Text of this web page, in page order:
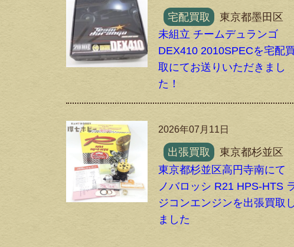
宅配買取
東京都墨田区
未組立 チームデュランゴ
DEX410 2010SPECを宅配
取にてお送りいただきまし
た！
2026年07月11日
出張買取
東京都杉並区
東京都杉並区高円寺南にて
ノバロッシ R21 HPS-HTS
ジコンエンジンを出張買取し
ました